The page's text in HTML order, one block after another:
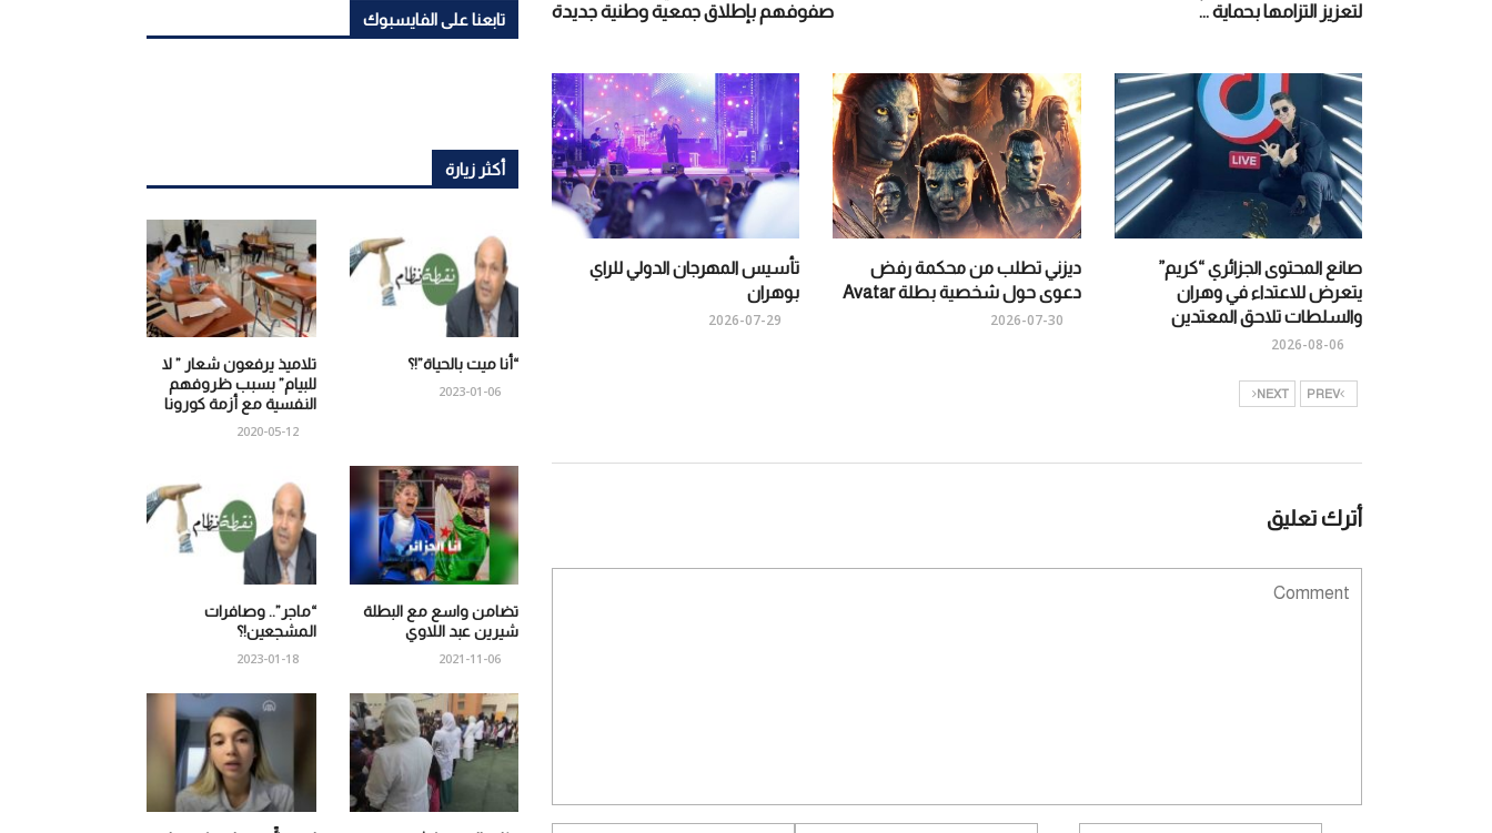
صفوفهم بإطلاق جمعية وطنية جديدة
لتعزيز التزامها بحماية ...
صانع المحتوى الجزائري “كريم”
يتعرض للاعتداء في وهران
والسلطات تلاحق المعتدين
2026-08-06
ديزني تطلب من محكمة رفض
دعوى حول شخصية بطلة Avatar
2026-07-30
تأسيس المهرجان الدولي للراي
بوهران
2026-07-29
PREV
NEXT
أترك تعليق
تابعنا على الفايسبوك
أكثر زيارة
تلاميذ يرفعون شعار ” لا
للبيام” بسبب ظروفهم
النفسية مع أزمة كورونا
2020-05-12
“أنا ميت بالحياة”!؟
2023-01-06
“ماجر”.. وصافرات
المشجعين!؟
2023-01-18
تضامن واسع مع البطلة
شيرين عبد اللاوي
2021-11-06